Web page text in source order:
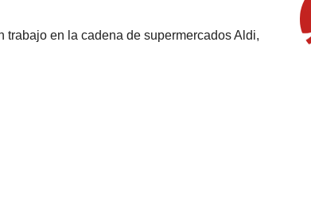
en la cadena de supermercados Aldi,